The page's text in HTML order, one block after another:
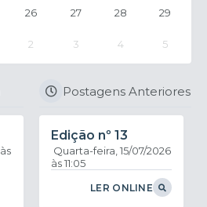
26 27 28 29
2 3 4 5
Postagens Anteriores
Edição nº 13
Quarta-feira 15/07/2026
11:05
LER ONLINE